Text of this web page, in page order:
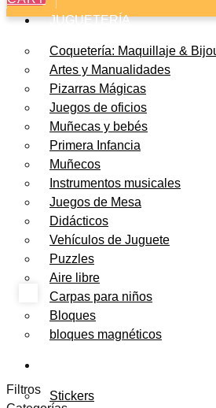
JUGUETERÍA
Coquetería: Maquillaje &
Artes y Manualidades
Pizarras Mágicas
Juegos de oficios
Muñecas y bebés
Primera Infancia
Muñecos
Instrumentos musicales
Juegos de Mesa
Didácticos
Vehículos de Juguete
Puzzles
Aire libre
Carpas para niños
Bloques
bloques magnéticos
Stickers
Filtros